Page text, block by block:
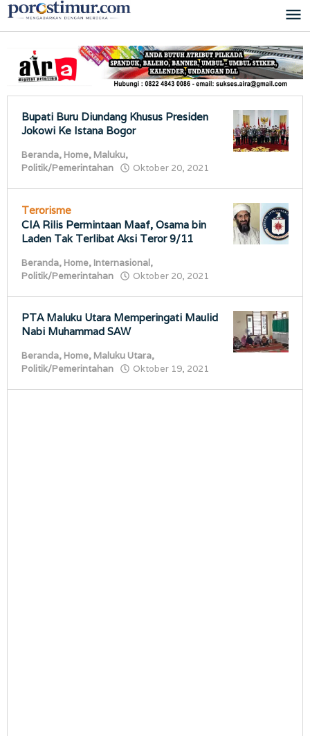
Lewati
ke
Bupati Buru Diundang Khusus Presiden
Jokowi Ke Istana Bogor
Beranda, Home, Maluku,
Politik/Pemerintahan
Oktober 20, 2021
Terorisme
CIA Rilis Permintaan Maaf, Osama bin
Laden Tak Terlibat Aksi Teror 9/11
Beranda, Home, Internasional,
Politik/Pemerintahan
Oktober 20, 2021
PTA Maluku Utara Memperingati Maulid
Nabi Muhammad SAW
Beranda, Home, Maluku Utara,
Politik/Pemerintahan
Oktober 19, 2021